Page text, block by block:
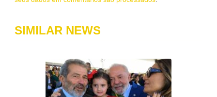
SIMILAR NEWS